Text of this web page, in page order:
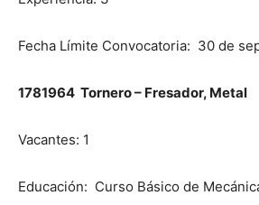
Fecha Límite Convocatoria: 30 de
1781964 Tornero – Fresador, Metal
Vacantes: 1
Educación: Curso Básico de